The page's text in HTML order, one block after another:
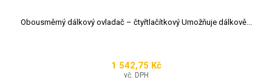
Obousměrný dálkový ovladač – čtyřtlačítkový Umožňuje dálkově...
Cena
1 542,75 Kč
vč. DPH